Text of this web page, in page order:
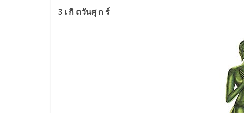
3 เ กิ ດวันศุ ก ร์